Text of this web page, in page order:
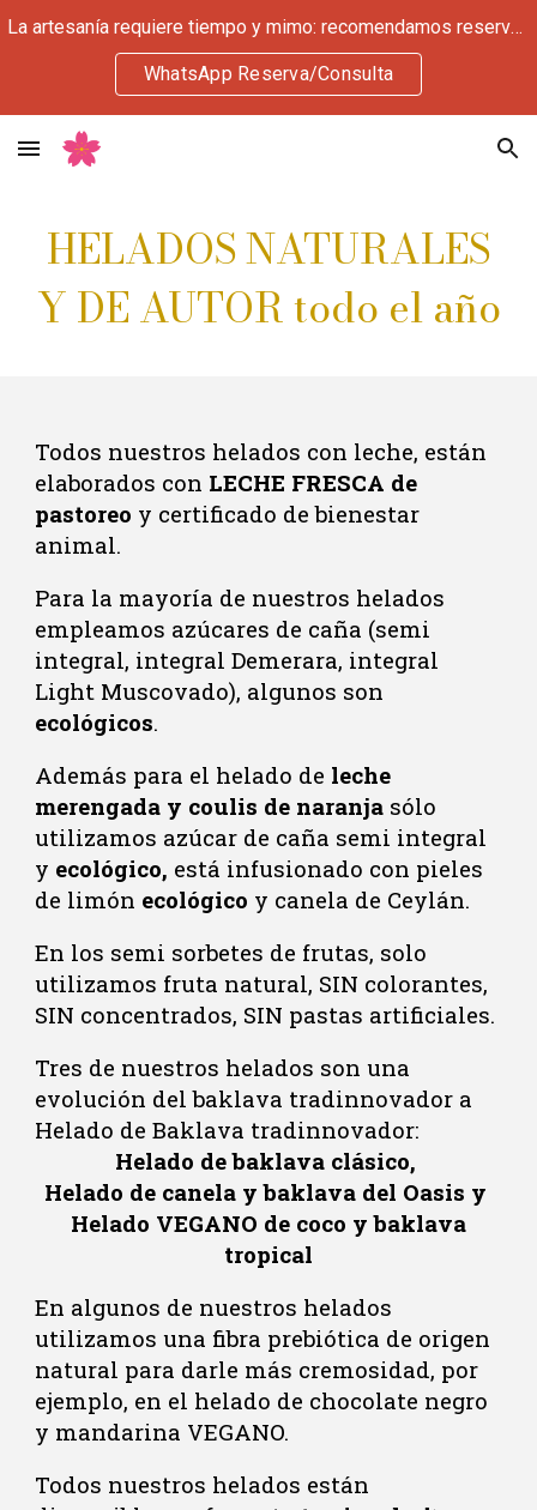
Skip to main content
La artesanía requiere tiempo y mimo: recomendamos reservar 3 días antes. Si nos visitas hoy, déjate sorprender por nuestra cuidada selección del día.
WhatsApp Reserva/Consulta
HELADOS NATURALES
Y DE AUTOR todo el año
Todos nuestros helados con leche, están
elaborados con LECHE FRESCA de
pastoreo y certificado de bienestar
animal.
Para la mayoría de nuestros helados
empleamos azúcares de caña (semi
integral, integral Demerara, integral
Light Muscovado), algunos son
ecológicos.
Además para el helado de leche
merengada y coulis de naranja sólo
utilizamos azúcar de caña semi integral
y ecológico, está infusionado con pieles
de limón ecológico y canela de Ceylán.
En los semi sorbetes de frutas, solo
utilizamos fruta natural, SIN colorantes,
SIN concentrados, SIN pastas artificiales.
Tres de nuestros helados son una
evolución del baklava tradinnovador a
Helado deBaklava tradinnovador:
Helado de baklava clásico,
Helado de canela y baklava del Oasis y
Helado VEGANO de coco y baklava
tropical
En algunos de nuestros helados
utilizamos una fibra prebiótica de origen
natural para darle más cremosidad, por
ejemplo, en el helado de chocolate negro
y mandarina VEGANO.
Todos nuestros helados están